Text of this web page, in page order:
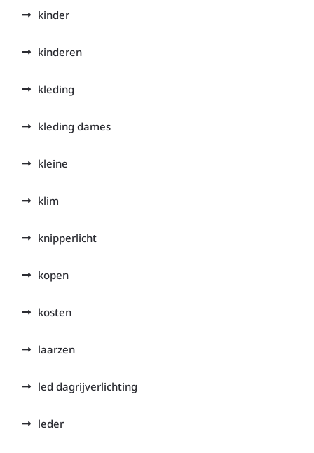
kinder
kinderen
kleding
kleding dames
kleine
klim
knipperlicht
kopen
kosten
laarzen
led dagrijverlichting
leder